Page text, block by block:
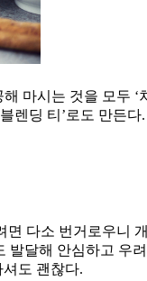
마시는 것을 모두
렌딩 티’로도 만든
다소 번거로우니
달해 안심하고 우
도 괜찮다.